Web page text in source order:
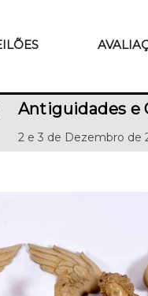
Antiguidades e
2 e 3 de Dezembro de